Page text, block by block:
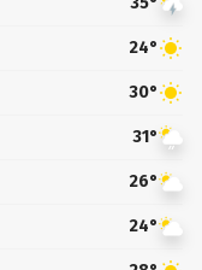
24°
30°
31°
26°
24°